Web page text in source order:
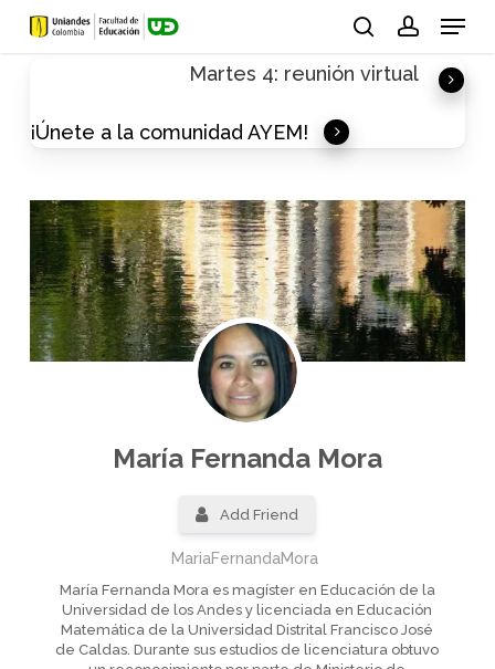
Skip
Menu
Martes 4: reunión virtual
¡Únete a la comunidad AYEM!
María Fernanda Mora
Add Friend
MariaFernandaMora
María Fernanda Mora es magíster en Educación de la
Universidad de los Andes y licenciada en Educación
Matemática de la Universidad Distrital Francisco José
de Caldas. Durante sus estudios de licenciatura obtuvo